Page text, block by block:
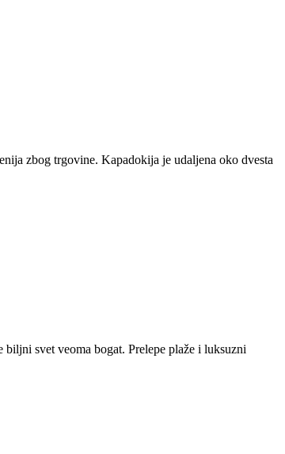
zbog trgovine. Kapadokija je udaljena oko dvesta
svet veoma bogat. Prelepe plaže i luksuzni